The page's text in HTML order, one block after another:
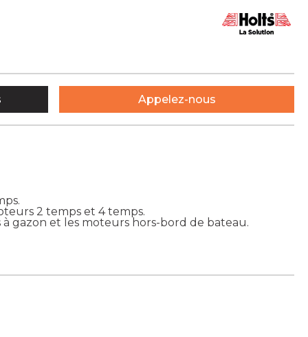
2 temps et 4 temps.
gazon et les moteurs hors-bord de bateau.
Appelez-nous